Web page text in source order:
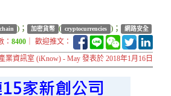
)； 加密貨幣 ( cryptocurrencies )； 網路安全
：8400 ｜ 歡迎推文：
業資訊室 (iKnow) - May 發表於 2018年1月16日